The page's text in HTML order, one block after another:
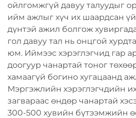
ойлгомжгүй давуу талуудыг
ийм ажлыг хүч их шаардсан
дүнтэй ажил болгож
гол давуу тал нь онцгой
юм. Иймээс хэрэглэгчид гар
доогуур чанартай тоног
хамаагүй богино хугацаанд
Мэргэжлийн хэрэглэгчдийн
загвараас өндөр чанартай
300-500 хувийн бүтээмжийн